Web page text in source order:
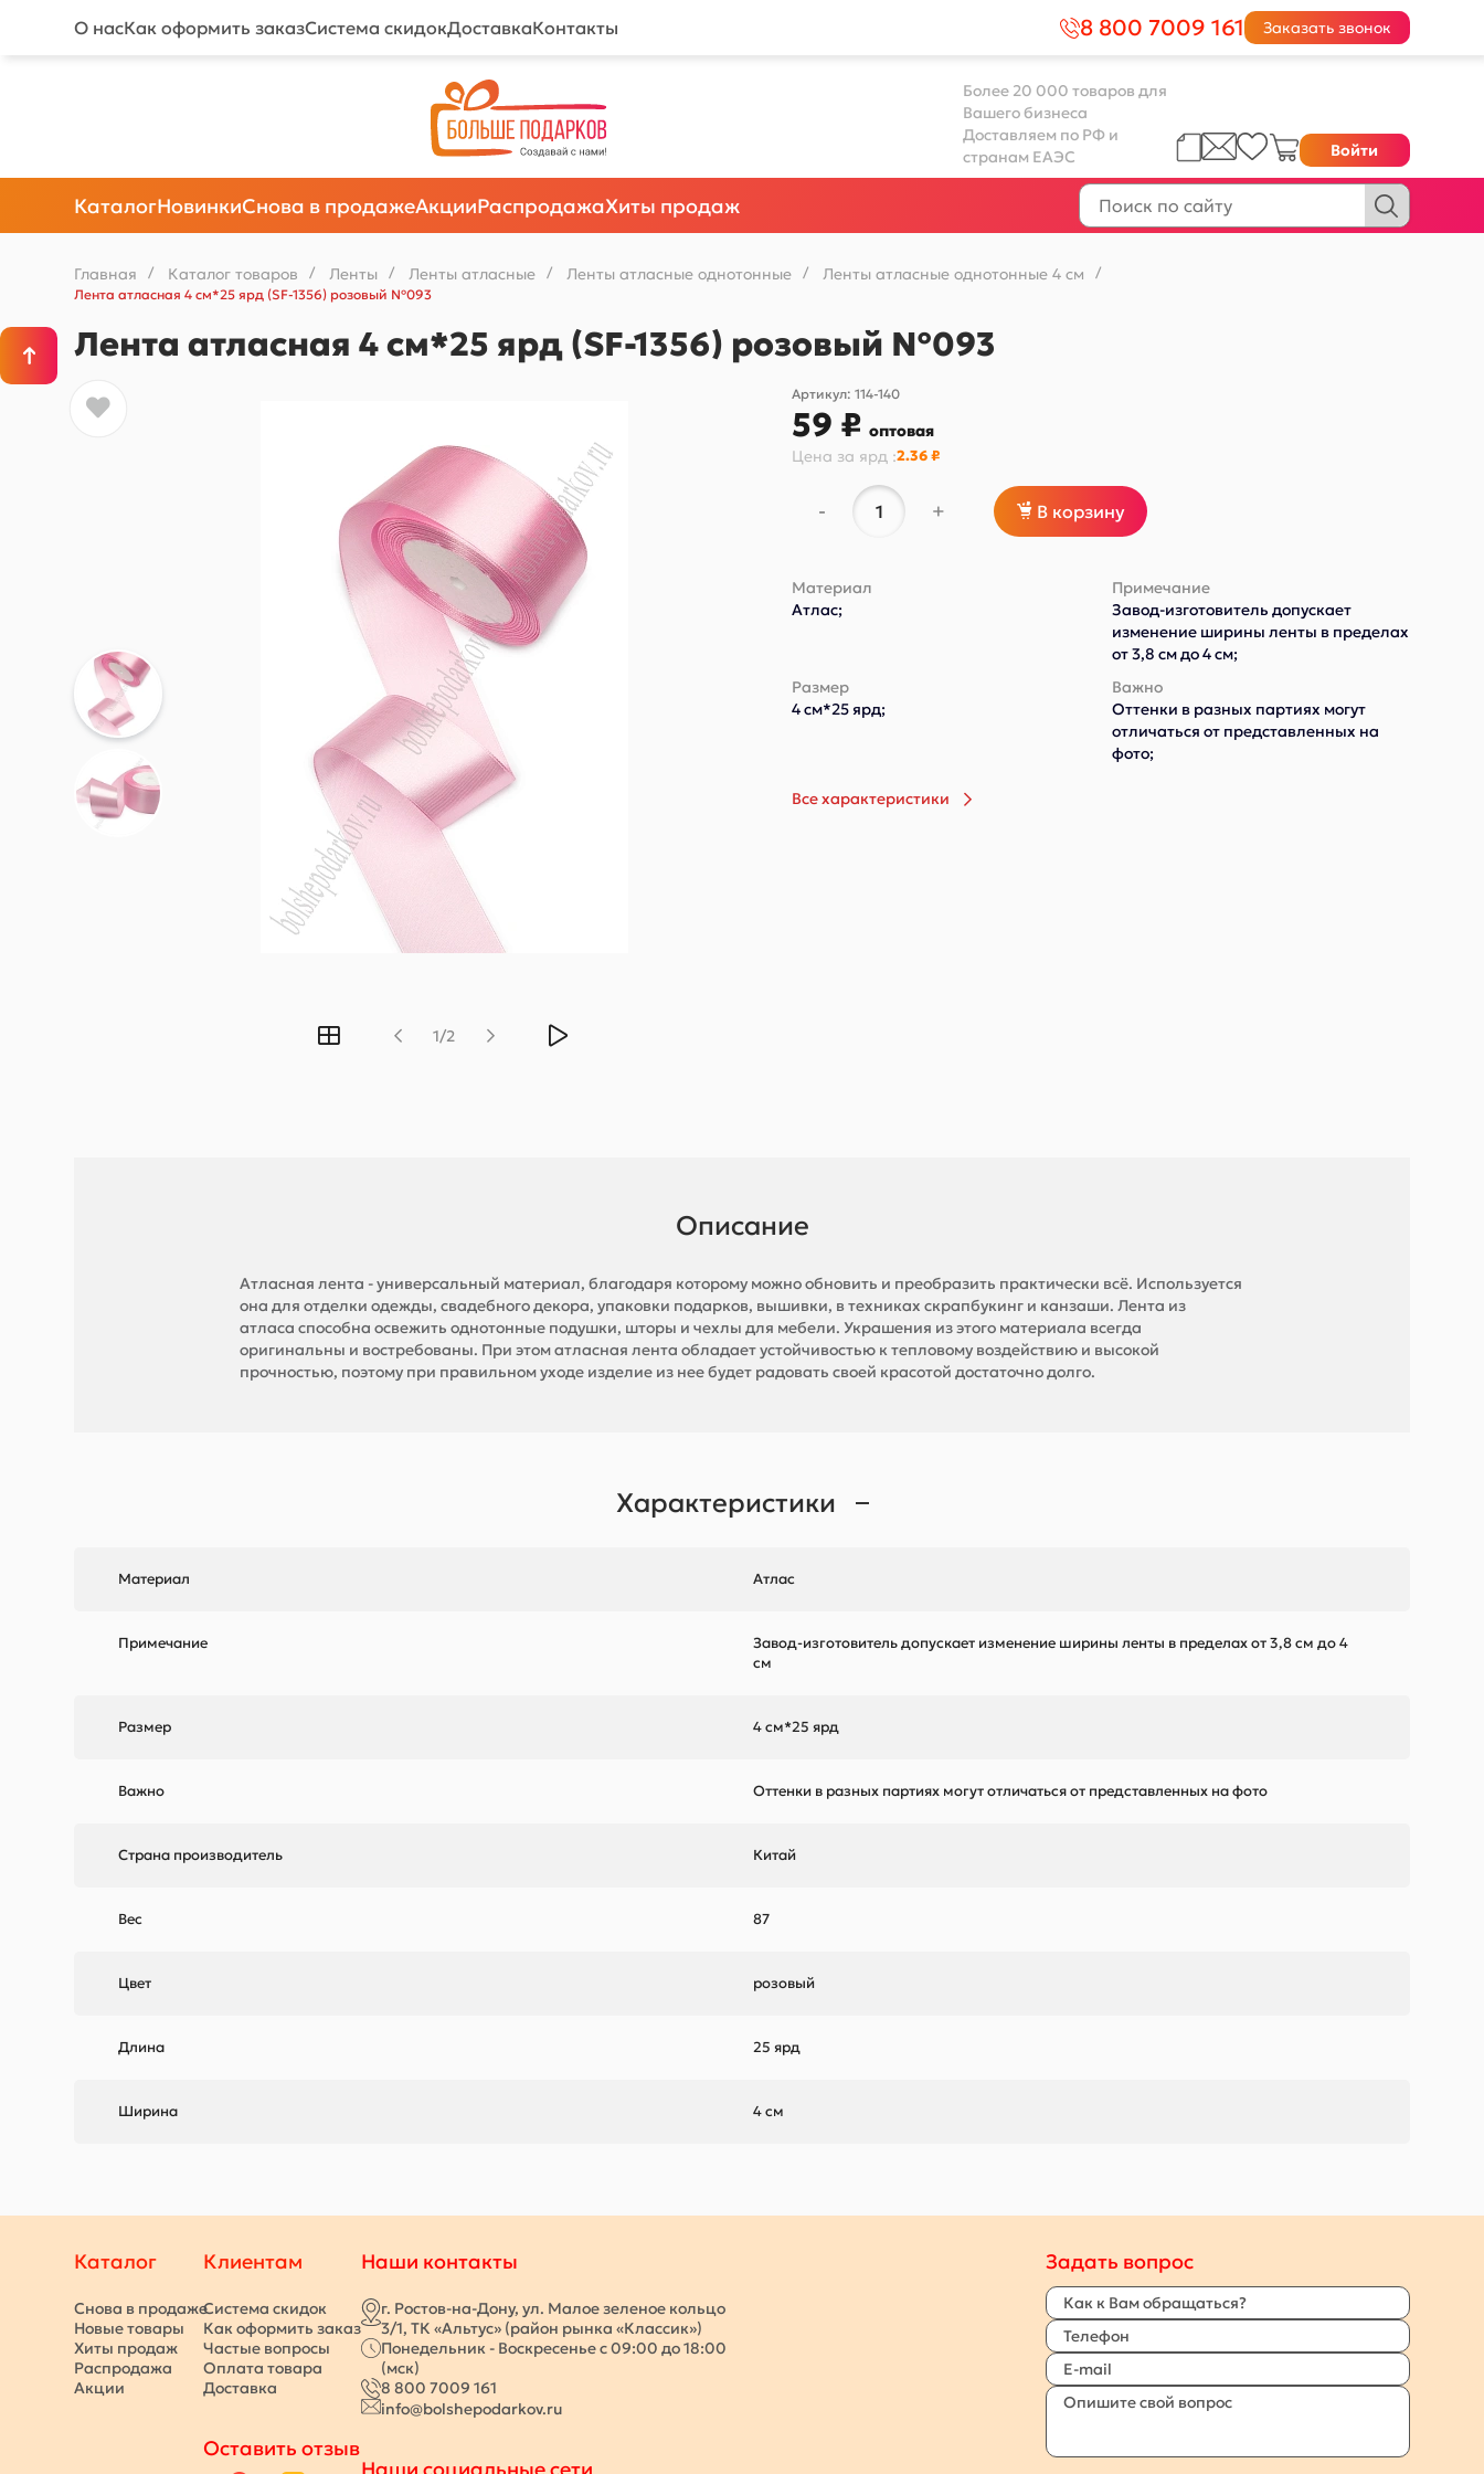
О насКак оформить заказСистема скидокДоставкаКонтакты 8 800 7009 161 Заказать звонок
Более 20 000 товаров для
Вашего бизнеса
Доставляем по РФ и
странам ЕАЭС
Войти
КаталогНовинкиСнова в продажеАкцииРаспродажаХиты продаж
Главная / Каталог товаров / Ленты / Ленты атласные / Ленты атласные однотонные / Ленты атласные однотонные 4 см
/
Лента атласная 4 см*25 ярд (SF-1356) розовый №093
Лента атласная 4 см*25 ярд (SF-1356) розовый №093
1/2
Артикул:114-140
59 ₽оптовая
Цена за ярд :2.36 ₽
- + В корзину
Материал
Атлас;
Примечание
Завод-изготовитель допускает
изменение ширины ленты в пределах
от 3,8 см до 4 см;
Размер
4 см*25 ярд;
Важно
Оттенки в разных партиях могут
отличаться от представленных на
фото;
Все характеристики
Описание
Атласная лента - универсальный материал, благодаря которому можно обновить и преобразить практически всё. Используется
она для отделки одежды, свадебного декора, упаковки подарков, вышивки, в техниках скрапбукинг и канзаши. Лента из
атласа способна освежить однотонные подушки, шторы и чехлы для мебели. Украшения из этого материала всегда
оригинальны и востребованы. При этом атласная лента обладает устойчивостью к тепловому воздействию и высокой
прочностью, поэтому при правильном уходе изделие из нее будет радовать своей красотой достаточно долго.
Характеристики
Материал Атлас
Примечание
Завод-изготовитель допускает изменение ширины ленты в пределах от 3,8 см до 4
см
Размер 4 см*25 ярд
Важно Оттенки в разных партиях могут отличаться от представленных на фото
Страна производитель Китай
Вес 87
Цвет розовый
Длина 25 ярд
Ширина 4 см
Каталог
Снова в продаже
Новые товары
Хиты продаж
Распродажа
Акции
Клиентам
Система скидок
Как оформить заказ
Частые вопросы
Оплата товара
Доставка
Оставить отзыв
Наши контакты
г. Ростов-на-Дону, ул. Малое зеленое кольцо
3/1, ТК «Альтус» (район рынка «Классик»)
Понедельник - Воскресенье с 09:00 до 18:00
(мск)
8 800 7009 161
info@bolshepodarkov.ru
Задать вопрос